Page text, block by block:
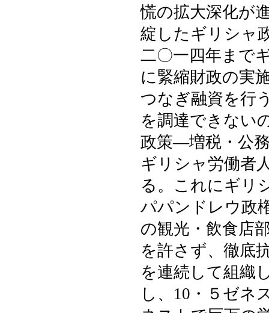
慌の拡大深化が
綻したギリシャ
二〇一四年まで
に緊縮財政の実
つなぎ融資を行
を調達できない
政策―増税・公
ギリシャ労働者
る。これにギリ
パパンドレウ政
の観光・飲食店
を許さず、徹底
を連続して組織
し、10・５ゼネ